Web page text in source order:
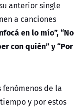
anterior single
a canciones
en lo mío”, “No
con quién” y “Por
fenómenos de la
y por estos